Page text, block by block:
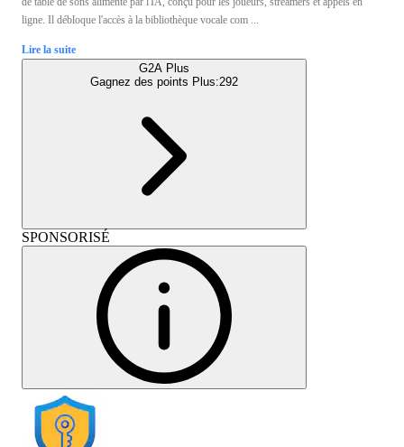
ligne. Il débloque l'accès à la bibliothèque vocale com ...
Lire la suite
G2A Plus
Gagnez des points Plus:292
SPONSORISÉ